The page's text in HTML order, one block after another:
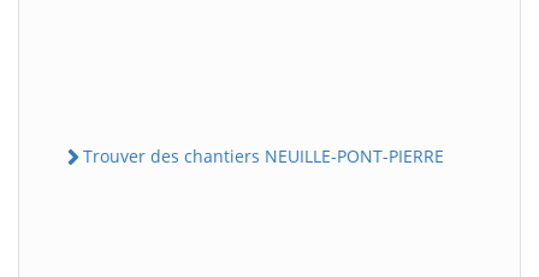
Trouver des chantiers NEUILLE-PONT-PIERRE